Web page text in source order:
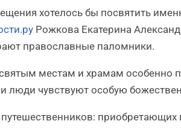
хотелось бы посвятить
Рожкова Екатерина
православные паломники.
местам и храмам особенно
люди чувствуют особую